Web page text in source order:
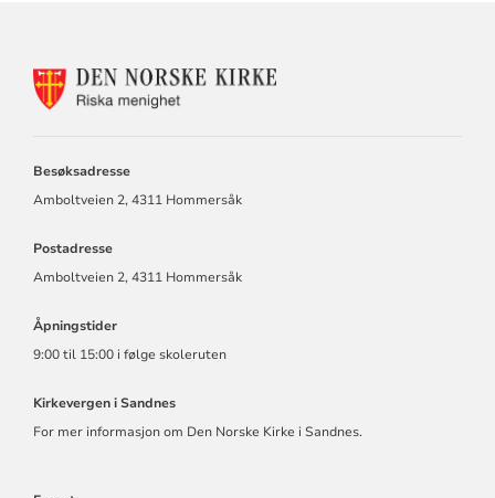
KONTAKTINFORMASJON
Besøksadresse
Amboltveien 2, 4311 Hommersåk
Postadresse
Amboltveien 2, 4311 Hommersåk
Åpningstider
9:00 til 15:00 i følge skoleruten
Kirkevergen i Sandnes
For mer informasjon om Den Norske Kirke i Sandnes.